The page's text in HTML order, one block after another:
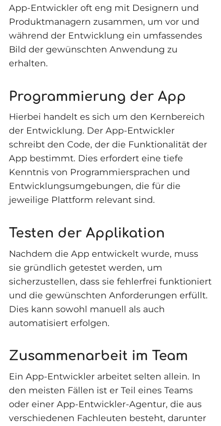
App-Entwickler oft eng mit Designern und
Produktmanagern zusammen, um vor und
während der Entwicklung ein umfassendes
Bild der gewünschten Anwendung zu
erhalten.
Programmierung der App
Hierbei handelt es sich um den Kernbereich
der Entwicklung. Der App-Entwickler
schreibt den Code, der die Funktionalität der
App bestimmt. Dies erfordert eine tiefe
Kenntnis von Programmiersprachen und
Entwicklungsumgebungen, die für die
jeweilige Plattform relevant sind.
Testen der Applikation
Nachdem die App entwickelt wurde, muss
sie gründlich getestet werden, um
sicherzustellen, dass sie fehlerfrei funktioniert
und die gewünschten Anforderungen erfüllt.
Dies kann sowohl manuell als auch
automatisiert erfolgen.
Zusammenarbeit im Team
Ein App-Entwickler arbeitet selten allein. In
den meisten Fällen ist er Teil eines Teams
oder einer App-Entwickler-Agentur, die aus
verschiedenen Fachleuten besteht, darunter